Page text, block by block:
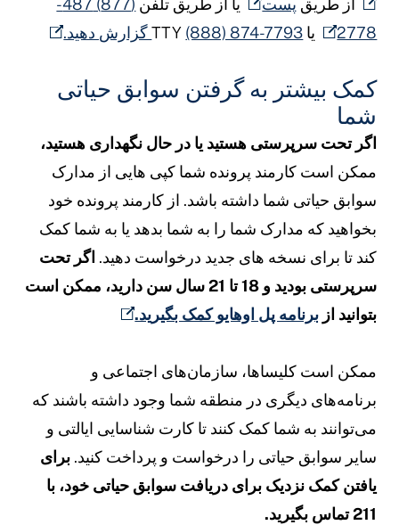
از طریق پست یا از طریق تلفن
(877) 487-
2778
یا TTY(888) 874-7793 گزارش دهید.
کمک بیشتر به گرفتن سوابق حیاتی
شما
اگر تحت سرپرستی هستید یا در حال نگهداری هستید،
ممکن است کارمند پرونده شما کپی هایی از مدارک
سوابق حیاتی شما داشته باشد. از کارمند پرونده خود
بخواهید که مدارک شما را به شما بدهد یا به شما کمک
کند تا برای نسخه های جدید درخواست دهید.اگر تحت
سرپرستی بودید و 18 تا 21 سال سن دارید، ممکن است
بتوانید ازبرنامه پل اوهایو کمک بگیرید.
ممکن است کلیساها، سازمان‌های اجتماعی و
برنامه‌های دیگری در منطقه شما وجود داشته باشند که
می‌توانند به شما کمک کنند تا کارت شناسایی ایالتی و
سایر سوابق حیاتی را درخواست و پرداخت کنید.برای
یافتن کمک نزدیک برای دریافت سوابق حیاتی خود، با